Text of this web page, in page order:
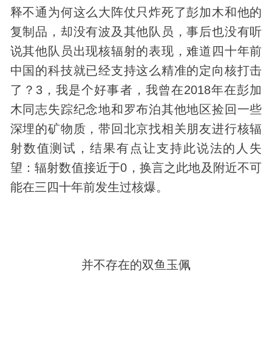
释不通为何这么大阵仗只炸死了彭加木和他的
复制品，却没有波及其他队员，事后也没有听
说其他队员出现核辐射的表现，难道四十年前
中国的科技就已经支持这么精准的定向核打击
了？3，我是个好事者，我曾在2018年在彭加
木同志失踪纪念地和罗布泊其他地区捡回一些
深埋的矿物质，带回北京找相关朋友进行核辐
射数值测试，结果有点让支持此说法的人失
望：辐射数值接近于0，换言之此地及附近不可
能在三四十年前发生过核爆。
并不存在的双鱼玉佩